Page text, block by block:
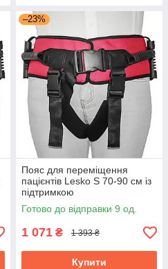
–23%
Пояс для переміщення
пацієнтів Lesko S 70-90 см із
підтримкою
Готово до відправки 9 од.
1 071 ₴ 1 393 ₴
Купити